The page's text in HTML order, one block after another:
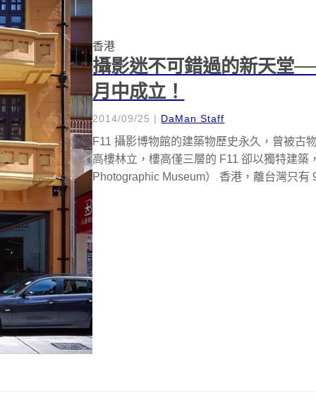
香港
攝影迷不可錯過的新天堂
月中成立！
2014/09/25 | DaMan Staff
F11 攝影博物館的建築物歷史永久，曾被古
高樓林立，樓高僅三層的 F11 卻以獨特建築
Photographic Museum） 香港，離台灣只有